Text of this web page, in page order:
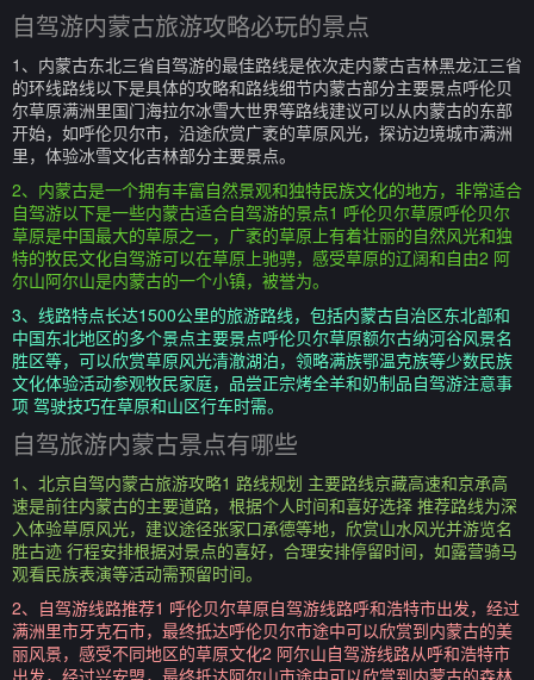
自驾游内蒙古旅游攻略必玩的景点
1、内蒙古东北三省自驾游的最佳路线是依次走内蒙古吉林黑龙江三省
的环线路线以下是具体的攻略和路线细节内蒙古部分主要景点呼伦贝
尔草原满洲里国门海拉尔冰雪大世界等路线建议可以从内蒙古的东部
开始，如呼伦贝尔市，沿途欣赏广袤的草原风光，探访边境城市满洲
里，体验冰雪文化吉林部分主要景点。
2、内蒙古是一个拥有丰富自然景观和独特民族文化的地方，非常适合
自驾游以下是一些内蒙古适合自驾游的景点1 呼伦贝尔草原呼伦贝尔
草原是中国最大的草原之一，广袤的草原上有着壮丽的自然风光和独
特的牧民文化自驾游可以在草原上驰骋，感受草原的辽阔和自由2 阿
尔山阿尔山是内蒙古的一个小镇，被誉为。
3、线路特点长达1500公里的旅游路线，包括内蒙古自治区东北部和
中国东北地区的多个景点主要景点呼伦贝尔草原额尔古纳河谷风景名
胜区等，可以欣赏草原风光清澈湖泊，领略满族鄂温克族等少数民族
文化体验活动参观牧民家庭，品尝正宗烤全羊和奶制品自驾游注意事
项 驾驶技巧在草原和山区行车时需。
自驾旅游内蒙古景点有哪些
1、北京自驾内蒙古旅游攻略1 路线规划 主要路线京藏高速和京承高
速是前往内蒙古的主要道路，根据个人时间和喜好选择 推荐路线为深
入体验草原风光，建议途径张家口承德等地，欣赏山水风光并游览名
胜古迹 行程安排根据对景点的喜好，合理安排停留时间，如露营骑马
观看民族表演等活动需预留时间。
2、自驾游线路推荐1 呼伦贝尔草原自驾游线路呼和浩特市出发，经过
满洲里市牙克石市，最终抵达呼伦贝尔市途中可以欣赏到内蒙古的美
丽风景，感受不同地区的草原文化2 阿尔山自驾游线路从呼和浩特市
出发，经过兴安盟，最终抵达阿尔山市途中可以欣赏到内蒙古的森林